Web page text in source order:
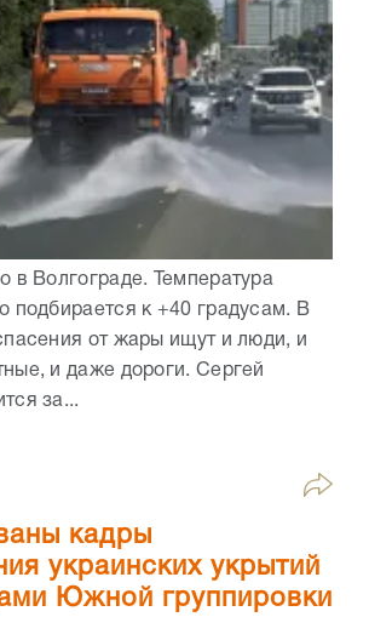
в Волгограде. Температура
подбирается к +40 градусам. В
от жары ищут и люди, и
и даже дороги. Сергей
за...
кадры
украинских укрытий
Южной группировки